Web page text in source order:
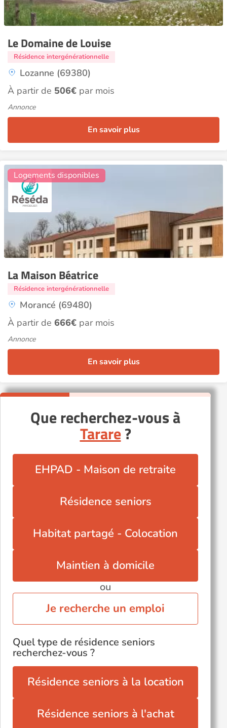
Le Domaine de Louise
Résidence intergénérationnelle
Lozanne (69380)
À partir de 506€ par mois
Annonce
En savoir plus
La Maison Béatrice
Résidence intergénérationnelle
Morancé (69480)
Logements disponibles
À partir de 666€ par mois
Annonce
En savoir plus
Que recherchez-vous à
Tarare?
EHPAD - Maison de retraite
Résidence seniors
Habitat partagé - Colocation
Maintien à domicile
ou
Je recherche un emploi
Quel type de résidence seniors
recherchez-vous ?
Résidence seniors à la location
Résidence seniors à l'achat